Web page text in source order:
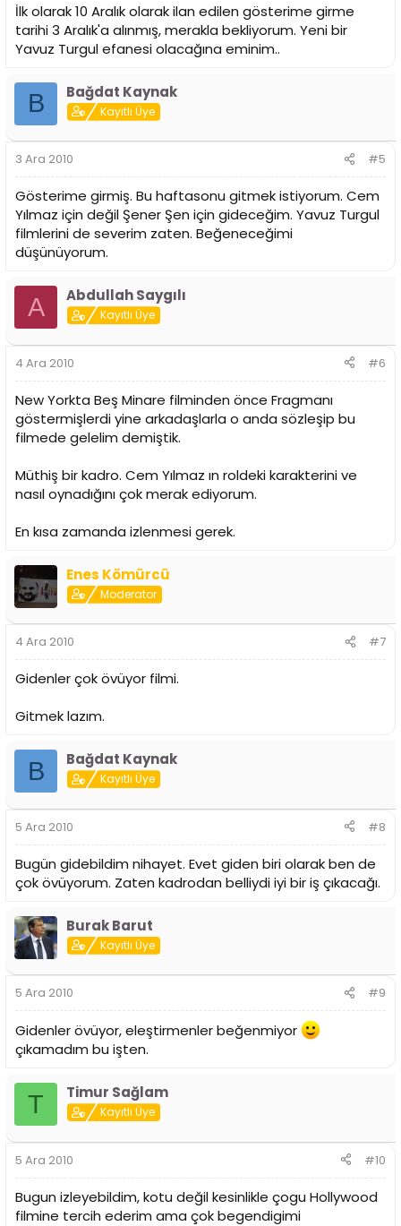
İlk olarak 10 Aralık olarak ilan edilen gösterime girme
tarihi 3 Aralık'a alınmış, merakla bekliyorum. Yeni bir
Yavuz Turgul efanesi olacağına eminim..
B Bağdat Kaynak
Kayıtlı Üye
3 Ara 2010 #5
Gösterime girmiş. Bu haftasonu gitmek istiyorum. Cem
Yılmaz için değil Şener Şen için gideceğim. Yavuz Turgul
filmlerini de severim zaten. Beğeneceğimi
düşünüyorum.
A Abdullah Saygılı
Kayıtlı Üye
4 Ara 2010 #6
New Yorkta Beş Minare filminden önce Fragmanı
göstermişlerdi yine arkadaşlarla o anda sözleşip bu
filmede gelelim demiştik.
Müthiş bir kadro. Cem Yılmaz ın roldeki karakterini ve
nasıl oynadığını çok merak ediyorum.
En kısa zamanda izlenmesi gerek.
Enes Kömürcü
Moderator
4 Ara 2010 #7
Gidenler çok övüyor filmi.
Gitmek lazım.
B Bağdat Kaynak
Kayıtlı Üye
5 Ara 2010 #8
Bugün gidebildim nihayet. Evet giden biri olarak ben de
çok övüyorum. Zaten kadrodan belliydi iyi bir iş çıkacağı.
Burak Barut
Kayıtlı Üye
5 Ara 2010 #9
Gidenler övüyor, eleştirmenler beğenmiyor
çıkamadım bu işten.
T Timur Sağlam
Kayıtlı Üye
5 Ara 2010 #10
Bugun izleyebildim, kotu değil kesinlikle çogu Hollywood
filmine tercih ederim ama çok begendigimi